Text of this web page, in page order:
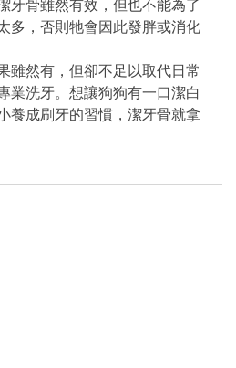
牙骨雖然有效，但也不能為了
多，否則牠會因此發胖或消化
雖然有，但卻不足以取代日常
業洗牙。想讓狗狗有一口潔白
養成刷牙的習慣，潔牙骨就拿